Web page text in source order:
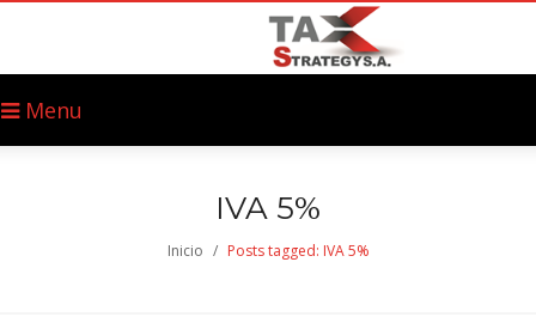
Menu
IVA 5%
Inicio / Posts tagged: IVA 5%